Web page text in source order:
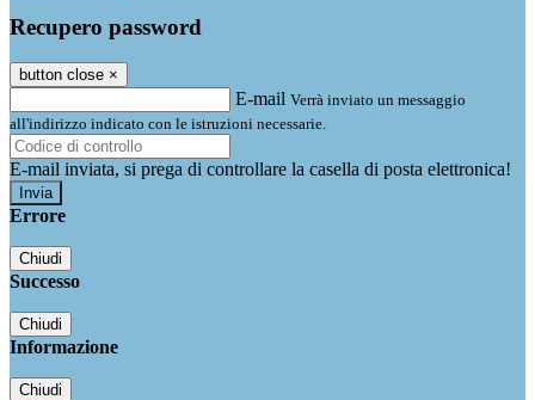
Recupero password
button close ×
E-mail Verrà inviato un messaggio
all'indirizzo indicato con le istruzioni necessarie.
E-mail inviata, si prega di controllare la casella di posta elettronica!
Errore
Chiudi
Successo
Chiudi
Informazione
Chiudi